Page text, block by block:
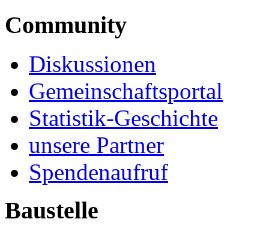
Community
Diskussionen
Gemeinschaftsportal
Statistik-Geschichte
unsere Partner
Spendenaufruf
Baustelle